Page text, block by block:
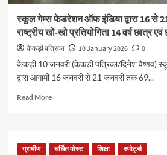
स्कूल गेम्स फेडरेशन ऑफ इंडिया द्वारा 16 से
राष्ट्रीय खो-खो प्रतियोगिता 14 वर्ष छात्र
केकड़ी पत्रिका 10 January 2026
0
केकड़ी 10 जनवरी (केकड़ी पत्रिका/दिनेश वैष्णव)
द्वारा आगामी 16 जनवरी से 21 जनवरी तक 69...
Read More
ग्रामीण चर्चित पोस्ट शिक्षा स्पोर्ट्स